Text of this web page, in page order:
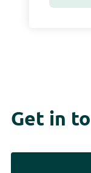
Get in